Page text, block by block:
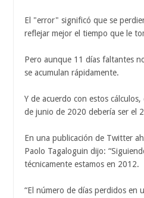
El "error" significó que se
reflejar mejor el tiempo que le
Pero aunque 11 días faltantes
se acumulan rápidamente.
Y de acuerdo con estos
de junio de 2020 debería ser el
En una publicación de Twitter
Paolo Tagaloguin dijo:
técnicamente estamos en 2012.
“El número de días perdidos en